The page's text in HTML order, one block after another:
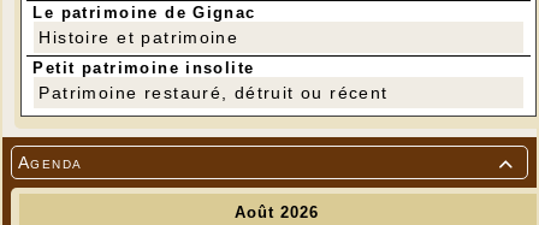

Agenda
Le patrimoine de Gignac
Histoire et patrimoine
Petit patrimoine insolite
Patrimoine restauré, détruit ou récent